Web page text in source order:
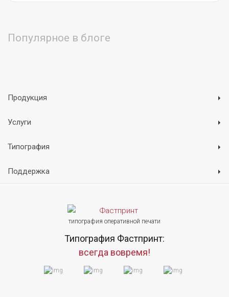
Популярное в блоге
Продукция
Услуги
Типография
Поддержка
типография оперативной печати
Типография Фастпринт:
всегда вовремя!